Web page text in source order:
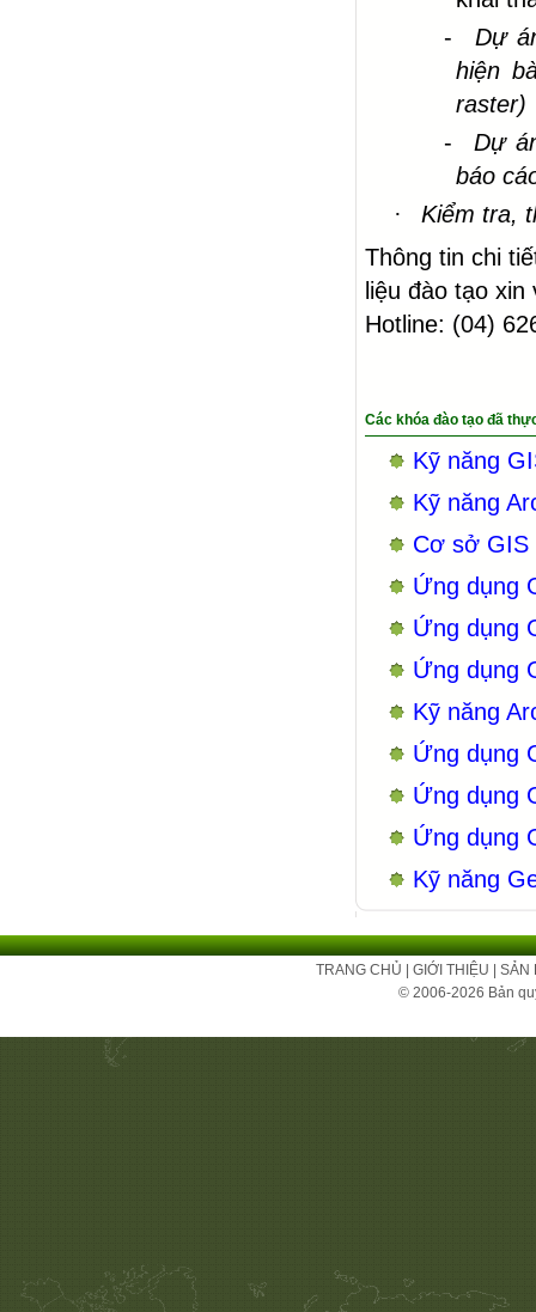
-
Dự
hiện
raster)
-
Dự
báo
·
Kiểm tra,
Thông tin chi
liệu đào tạo
Hotline: (04)
Các khóa đào tạo đã
Kỹ năng
Kỹ năng
Cơ sở GIS
Ứng dụng
Ứng dụng
Ứng dụng
Kỹ năng
Ứng dụng
Ứng dụng
Ứng dụng
Kỹ năng
TRANG CHỦ GIỚI THIỆU
SẢN
© 2006-2026 Bản